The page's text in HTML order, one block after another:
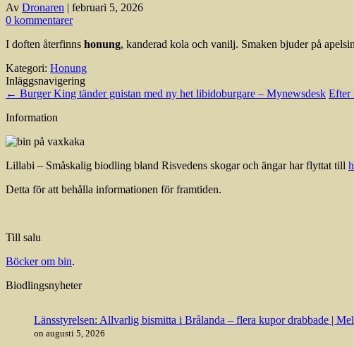
Av Dronaren | februari 5, 2026
0 kommentarer
I doften återfinns honung, kanderad kola och vanilj. Smaken bjuder på
Kategori: Honung
Inläggsnavigering
← Burger King tänder gnistan med ny het libidoburgare – Mynewsdesk Efter
Information
Lillabi – Småskalig biodling bland Risvedens skogar och ängar har flyttat till
Detta för att behålla informationen för framtiden.
Till salu
Böcker om bin.
Biodlingsnyheter
Länsstyrelsen: Allvarlig bismitta i Brålanda – flera kupor drabbade |
on augusti 5, 2026